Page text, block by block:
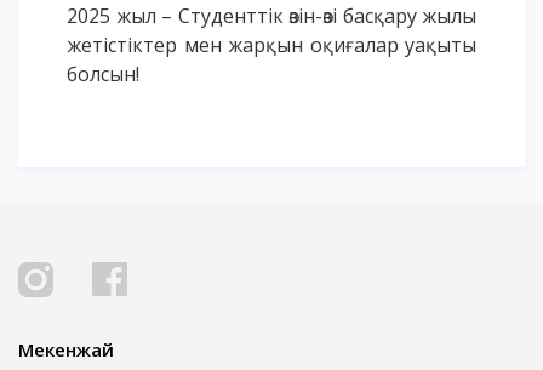
2025 жыл – Студенттік өзін-өзі басқару жылы
жетістіктер мен жарқын оқиғалар уақыты
болсын!
Мекенжай